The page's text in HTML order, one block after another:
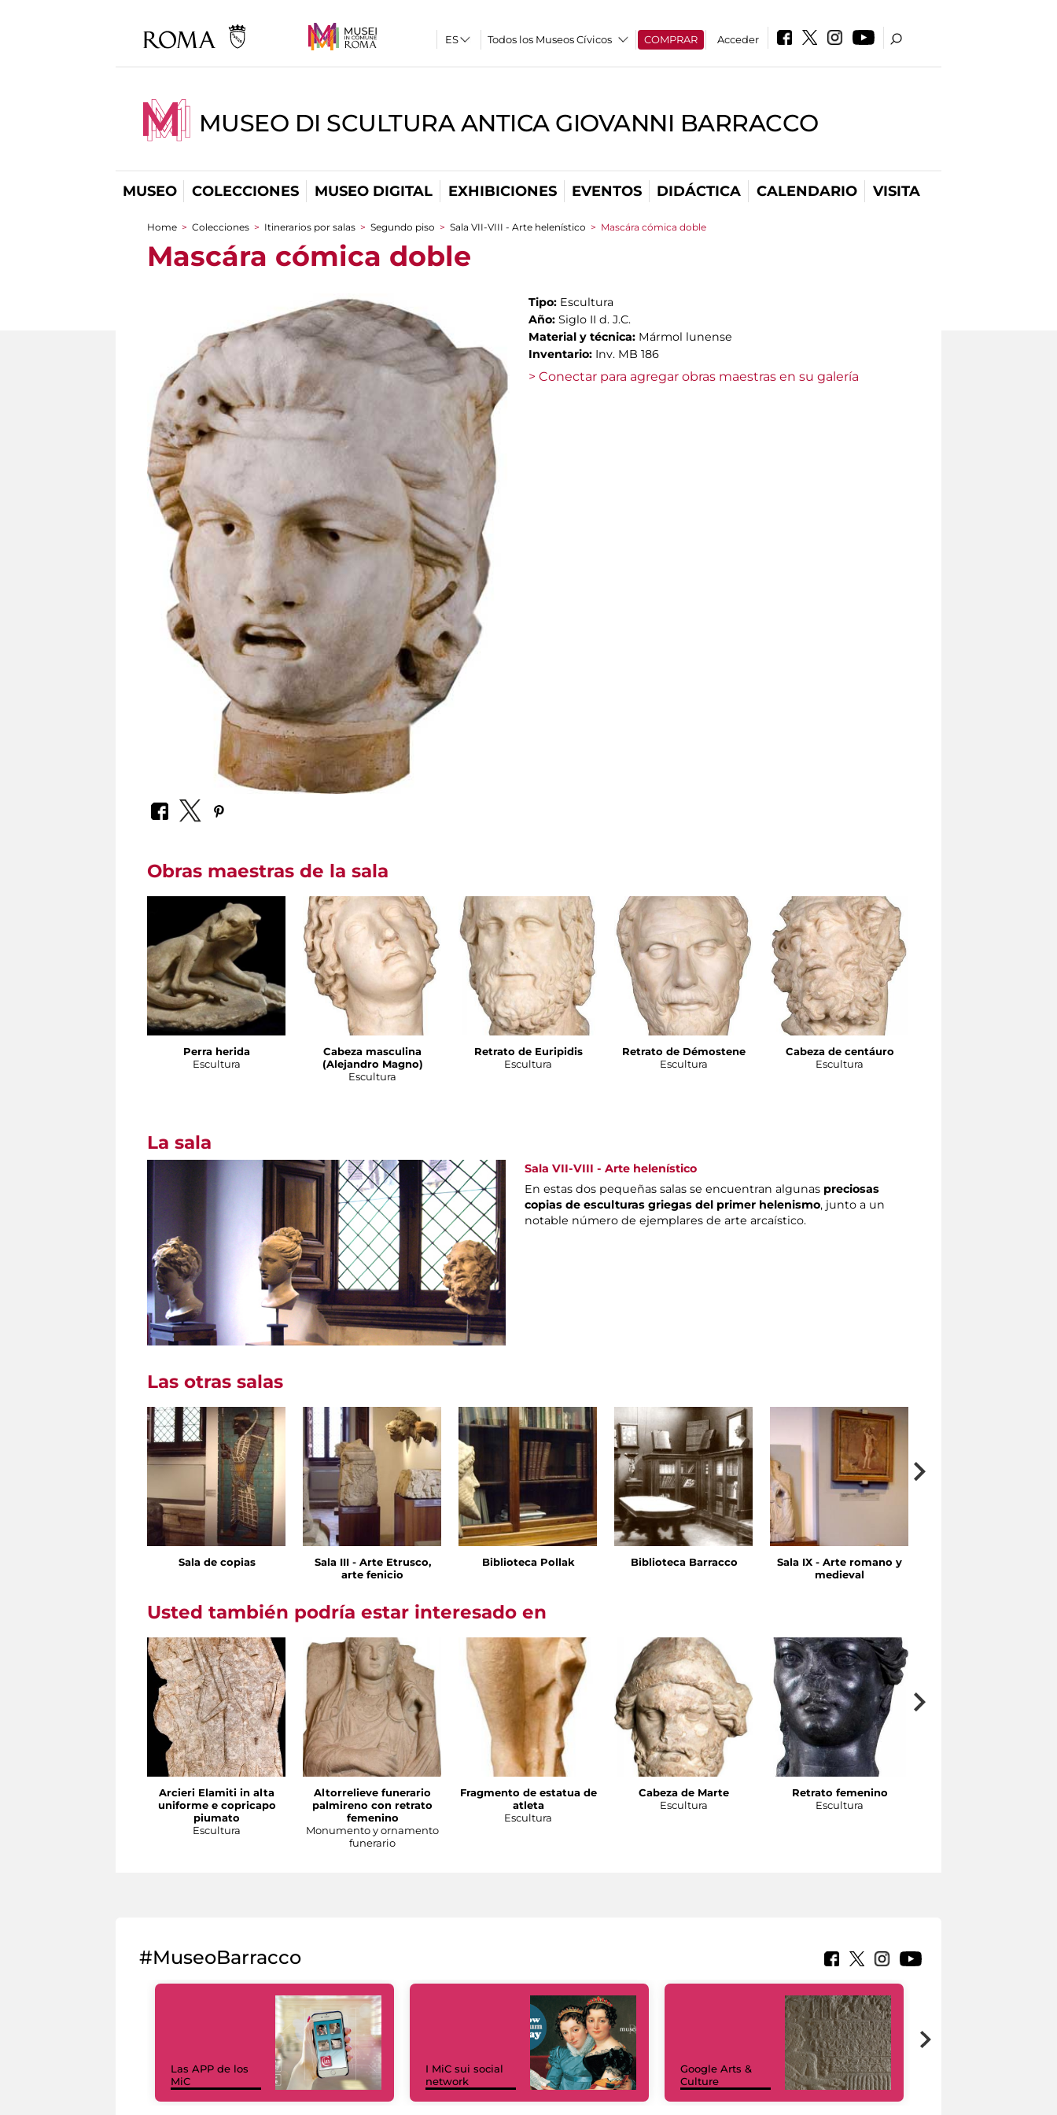
Todos los Museos Cívicos COMPRAR Acceder
MUSEO DI SCULTURA ANTICA GIOVANNI BARRACCO
MUSEO COLECCIONES MUSEO DIGITAL EXHIBICIONES EVENTOS DIDÁCTICA CALENDARIO VISITA
You are here
Home > Colecciones > Itinerarios por salas > Segundo piso > Sala VII-VIII - Arte helenístico > Mascára cómica doble
Mascára cómica doble
Tipo: Escultura
Año: Siglo II d. J.C.
Material y técnica: Mármol lunense
Inventario: Inv. MB 186
> Conectar para agregar obras maestras en su galería
Obras maestras de la sala
Perra herida
Escultura
Cabeza masculina
(Alejandro Magno)
Escultura
Retrato de Euripidis
Escultura
Retrato de Démostene
Escultura
Cabeza de centáuro
Escultura
La sala
Sala VII-VIII - Arte helenístico
En estas dos pequeñas salas se encuentran algunas preciosas
copias de esculturas griegas del primer helenismo, junto a un
notable número de ejemplares de arte arcaístico.
Las otras salas
Sala de copias
Sala III - Arte Etrusco,
arte fenicio
Biblioteca Pollak Biblioteca Barracco
Sala IX - Arte romano y
medieval
Usted también podría estar interesado en
Arcieri Elamiti in alta
uniforme e copricapo
piumato
Escultura
Altorrelieve funerario
palmireno con retrato
femenino
Monumento y ornamento
funerario
Fragmento de estatua de
atleta
Escultura
Cabeza de Marte
Escultura
Retrato femenino
Escultura
#MuseoBarracco
Las APP de los
MiC
I MiC sui social
network
Google Arts &
Culture